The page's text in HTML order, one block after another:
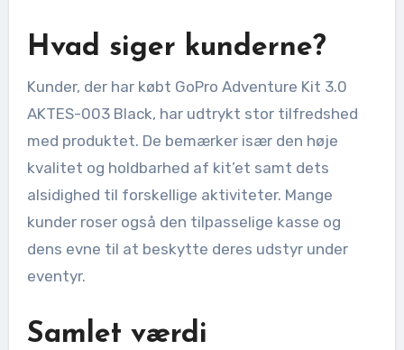
Hvad siger kunderne?
Kunder, der har købt GoPro Adventure Kit 3.0
AKTES-003 Black, har udtrykt stor tilfredshed
med produktet. De bemærker især den høje
kvalitet og holdbarhed af kit’et samt dets
alsidighed til forskellige aktiviteter. Mange
kunder roser også den tilpasselige kasse og
dens evne til at beskytte deres udstyr under
eventyr.
Samlet værdi